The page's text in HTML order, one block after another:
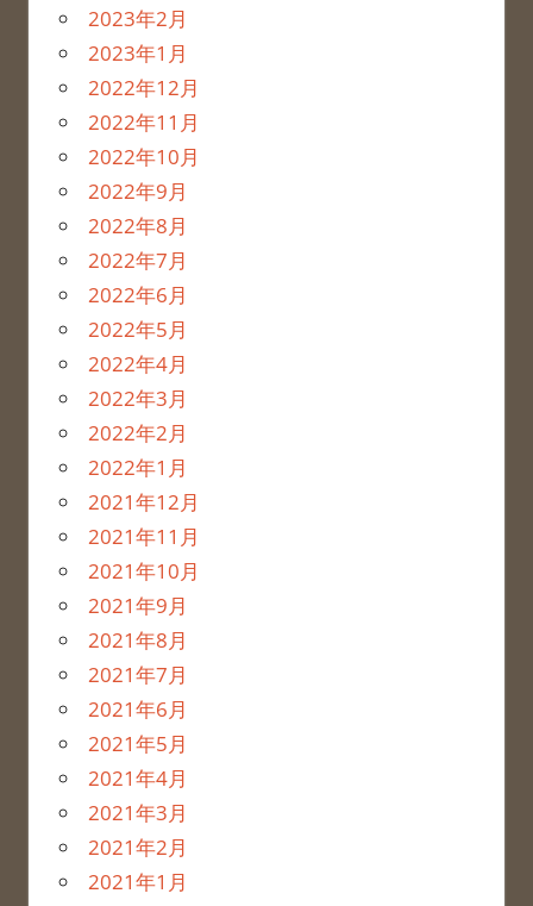
2023年2月
2023年1月
2022年12月
2022年11月
2022年10月
2022年9月
2022年8月
2022年7月
2022年6月
2022年5月
2022年4月
2022年3月
2022年2月
2022年1月
2021年12月
2021年11月
2021年10月
2021年9月
2021年8月
2021年7月
2021年6月
2021年5月
2021年4月
2021年3月
2021年2月
2021年1月